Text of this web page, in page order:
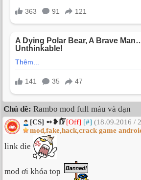
Chủ đề: Rambo mod full máu và đạn
[CS] ➻❥D̸͗̌̈̋͗͗̐̀̑͠͝ [Off] [#] (18.09.2016 /
mod,fake,hack,crack game
link die
mod ơi khóa top